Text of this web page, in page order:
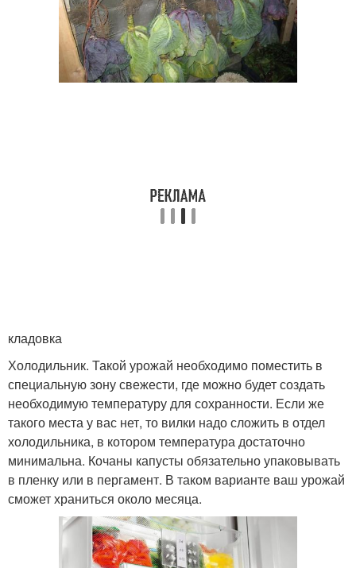
кладовка
Холодильник. Такой урожай необходимо поместить в
специальную зону свежести, где можно будет создать
необходимую температуру для сохранности. Если же
такого места у вас нет, то вилки надо сложить в отдел
холодильника, в котором температура достаточно
минимальна. Кочаны капусты обязательно упаковывать
в пленку или в пергамент. В таком варианте ваш урожай
сможет храниться около месяца.